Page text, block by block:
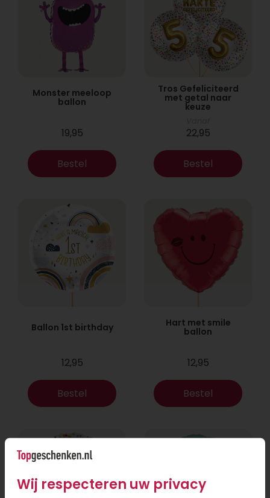
Monster meeloop
ballon
19,95
Bestel
Tros Gefeliciteerd
met getal naar
keuze
22,95
Bestel
Ballon 1st birthday
12,95
Bestel
Hart met smile
ballon
12,95
Bestel
Wij respecteren uw privacy